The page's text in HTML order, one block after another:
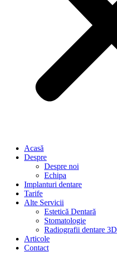
Acasă
Despre
Despre noi
Echipa
Implanturi dentare
Tarife
Alte Servicii
Estetică Dentară
Stomatologie
Radiografii dentare 3D
Articole
Contact